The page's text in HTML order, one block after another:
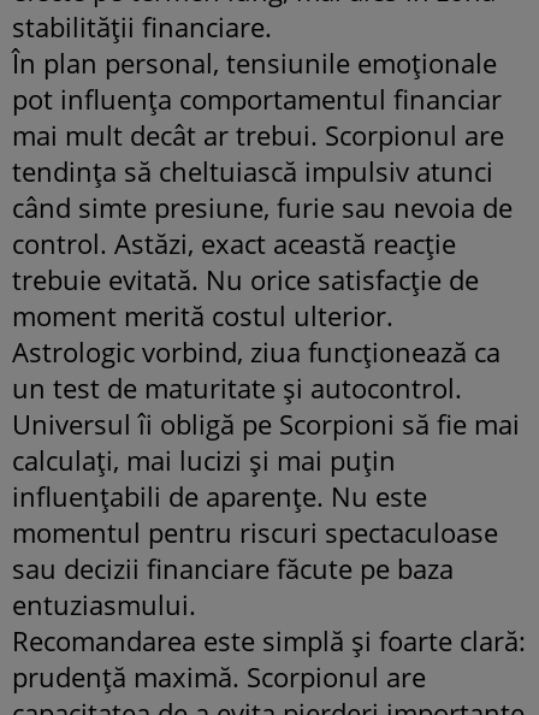
stabilității financiare.
În plan personal, tensiunile emoționale
pot influența comportamentul financiar
mai mult decât ar trebui. Scorpionul are
tendința să cheltuiască impulsiv atunci
când simte presiune, furie sau nevoia de
control. Astăzi, exact această reacție
trebuie evitată. Nu orice satisfacție de
moment merită costul ulterior.
Astrologic vorbind, ziua funcționează ca
un test de maturitate și autocontrol.
Universul îi obligă pe Scorpioni să fie mai
calculați, mai lucizi și mai puțin
influențabili de aparențe. Nu este
momentul pentru riscuri spectaculoase
sau decizii financiare făcute pe baza
entuziasmului.
Recomandarea este simplă și foarte clară:
prudență maximă. Scorpionul are